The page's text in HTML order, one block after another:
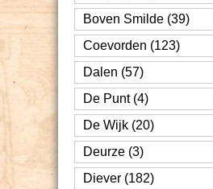
Boven Smilde (39)
Coevorden (123)
Dalen (57)
De Punt (4)
De Wijk (20)
Deurze (3)
Diever (182)